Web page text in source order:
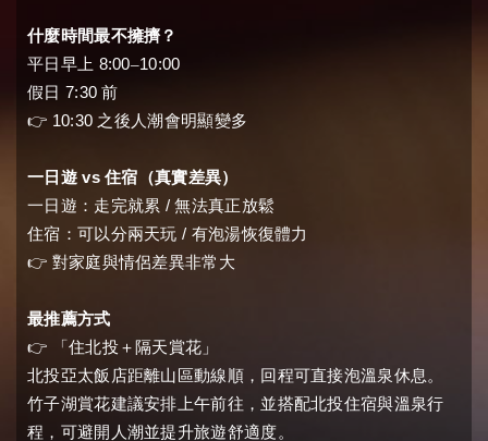
什麼時間最不擁擠？
平日早上 8:00–10:00
假日 7:30前
👉 10:30 之後人潮會明顯變多
一日遊vs住宿（真實差異）
一日遊：走完就累 /無法真正放鬆
住宿：可以分兩天玩 / 有泡湯恢復體力
👉 對家庭與情侶差異非常大
最推薦方式
👉
「住北投＋隔天賞花」
北投亞太飯店距離山區動線順，回程可直接泡溫泉休息。
竹子湖賞花建議安排上午前往，並搭配北投住宿與溫泉行
程，可避開人潮並提升旅遊舒適度。